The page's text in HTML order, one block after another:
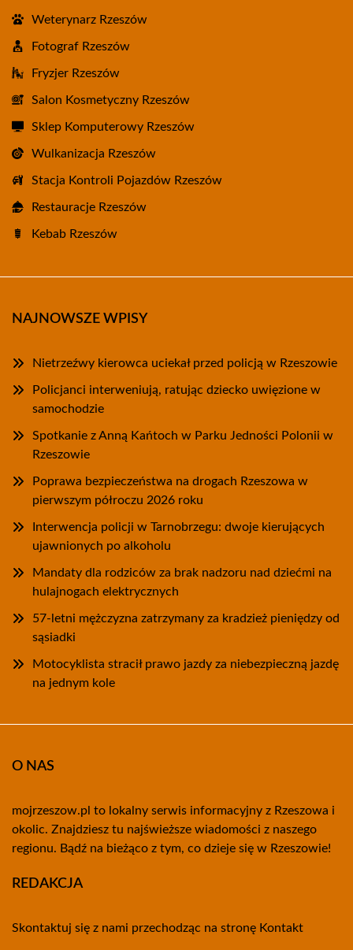
Weterynarz Rzeszów
Fotograf Rzeszów
Fryzjer Rzeszów
Salon Kosmetyczny Rzeszów
Sklep Komputerowy Rzeszów
Wulkanizacja Rzeszów
Stacja Kontroli Pojazdów Rzeszów
Restauracje Rzeszów
Kebab Rzeszów
NAJNOWSZE WPISY
Nietrzeźwy kierowca uciekał przed policją w Rzeszowie
Policjanci interweniują, ratując dziecko uwięzione w
samochodzie
Spotkanie z Anną Kańtoch w Parku Jedności Polonii w
Rzeszowie
Poprawa bezpieczeństwa na drogach Rzeszowa w
pierwszym półroczu 2026 roku
Interwencja policji w Tarnobrzegu: dwoje kierujących
ujawnionych po alkoholu
Mandaty dla rodziców za brak nadzoru nad dziećmi na
hulajnogach elektrycznych
57-letni mężczyzna zatrzymany za kradzież pieniędzy od
sąsiadki
Motocyklista stracił prawo jazdy za niebezpieczną jazdę
na jednym kole
O NAS
mojrzeszow.pl to lokalny serwis informacyjny z Rzeszowa i
okolic. Znajdziesz tu najświeższe wiadomości z naszego
regionu. Bądź na bieżąco z tym, co dzieje się w Rzeszowie!
REDAKCJA
Skontaktuj się z nami przechodząc na stronę Kontakt